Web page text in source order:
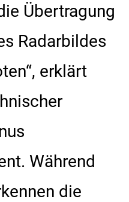
Übertragung
Radarbildes
erklärt
Während
die